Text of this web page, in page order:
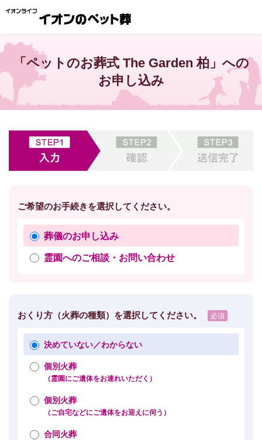
「ペットのお葬式 The Garden 柏」への
お申し込み
ご希望のお手続きを選択してください。
葬儀のお申し込み
霊園へのご相談・お問い合わせ
おくり方（火葬の種類）を選択してください。
決めていない／わからない
個別火葬
（霊園にご遺体をお連れいただく）
個別火葬
（ご自宅などにご遺体をお迎えに伺う）
合同火葬